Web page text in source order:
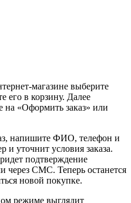
магазине выберите
его в корзину. Далее
на «Оформить заказ» или
напишите ФИО, телефон и
и уточнит условия заказа.
подтверждение
через СМС. Теперь останется
новой покупке.
режиме выглядит